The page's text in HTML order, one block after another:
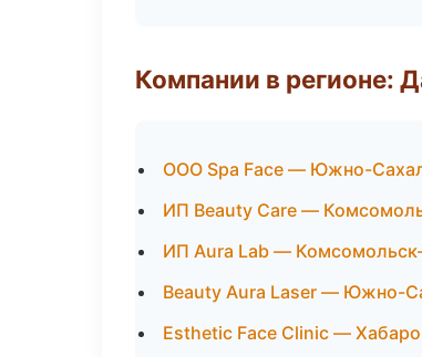
Компании в регионе:
ООО Spa Face — Южно-
ИП Beauty Care —
ИП Aura Lab —
Beauty Aura Laser — Южно-
Esthetic Face Clinic —